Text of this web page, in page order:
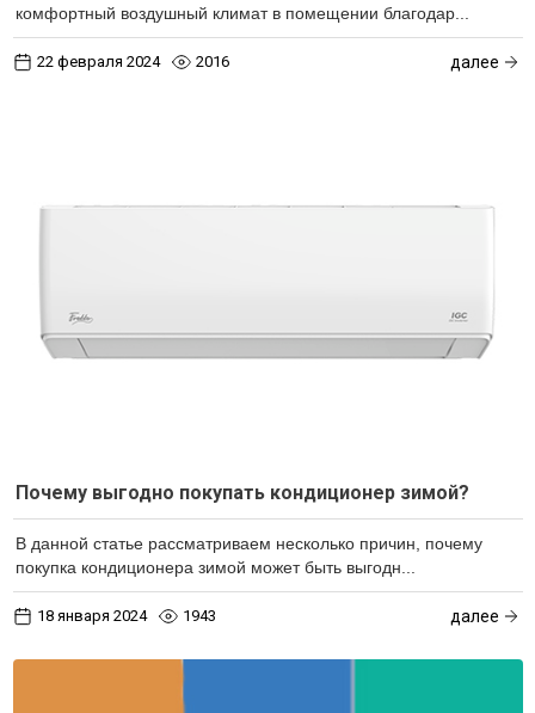
комфортный воздушный климат в помещении благодар...
22 февраля 2024 2016 далее
Почему выгодно покупать кондиционер зимой?
В данной статье рассматриваем несколько причин, почему
покупка кондиционера зимой может быть выгодн...
18 января 2024 1943 далее